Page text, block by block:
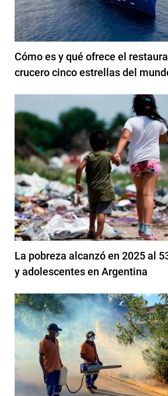
Cómo es y qué ofrece el
crucero cinco estrellas del
La pobreza alcanzó en 2025 al
y adolescentes en Argentina